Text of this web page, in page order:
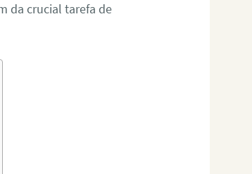
da crucial tarefa de